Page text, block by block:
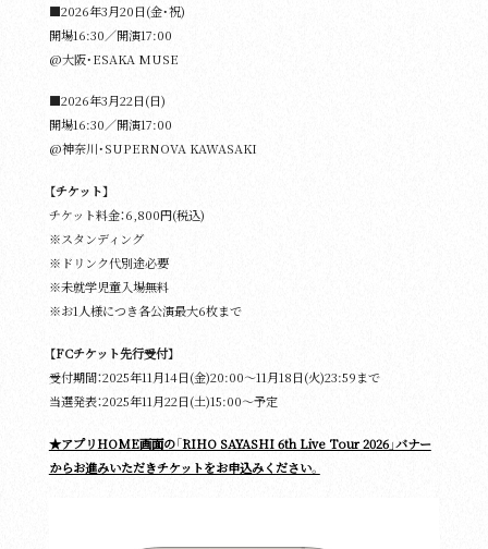
■2026年3⽉20⽇(金・祝)
開場16:30／開演17:00
@大阪・ESAKA MUSE
■2026年3⽉22⽇(日)
開場16:30／開演17:00
@神奈川・SUPERNOVA KAWASAKI
【チケット】
チケット料⾦：6,800円(税込)
※スタンディング
※ドリンク代別途必要
※未就学児童⼊場無料
※お1人様につき各公演最大6枚まで
【FCチケット先行受付】
受付期間：2025年11⽉14⽇(金)20:00〜11⽉18⽇(火)23:59まで
当選発表：2025年11⽉22⽇(土)15:00〜予定
★アプリHOME画面の「RIHO SAYASHI 6th Live Tour 2026」バナー
からお進みいただきチケットをお申込みください。